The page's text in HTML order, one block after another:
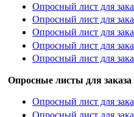
Опросный лист для
Опросный лист для
Опросный лист для
Опросный лист для
Опросный лист для
Опросные листы для заказа
Опросный лист для
Опросный лист для